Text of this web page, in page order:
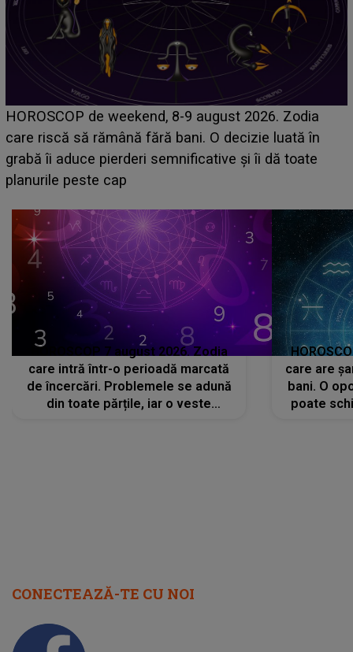
Emanuel a ținut ACEST DETALIU ASCUNS până
acum! În fața Alexandrei, concurentul din Casa Iubirii
face o MĂRTURISIRE NEAȘTEPTATĂ despre mama
sa: "I-am spus și ei în față, eu nu te iubesc pentru
HOROSCOP 7 august 2026. Zodia
care intră într-o perioadă marcată
de încercări. Problemele se adună
din toate părțile, iar o veste
care are
bani. O
poate
CONECTEAZĂ-TE CU NOI